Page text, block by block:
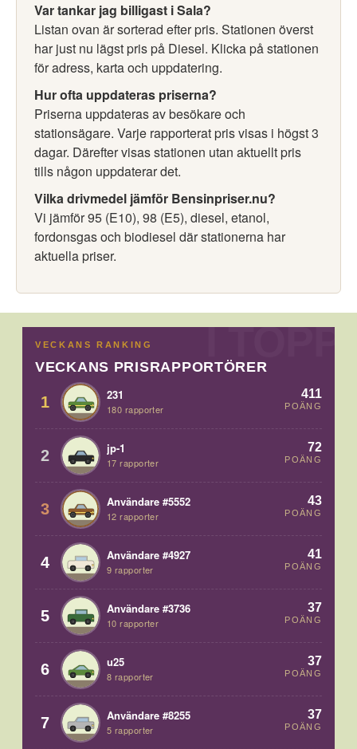
Var tankar jag billigast i Sala?
Listan ovan är sorterad efter pris. Stationen överst
har just nu lägst pris på Diesel. Klicka på stationen
för adress, karta och uppdatering.
Hur ofta uppdateras priserna?
Priserna uppdateras av besökare och
stationsägare. Varje rapporterat pris visas i högst 3
dagar. Därefter visas stationen utan aktuellt pris
tills någon uppdaterar det.
Vilka drivmedel jämför Bensinpriser.nu?
Vi jämför 95 (E10), 98 (E5), diesel, etanol,
fordonsgas och biodiesel där stationerna har
aktuella priser.
VECKANS RANKING
VECKANS PRISRAPPORTÖRER
1 231
180 rapporter
411
POÄNG
2 jp-1
17 rapporter
72
POÄNG
3 Användare #5552
12 rapporter
43
POÄNG
4 Användare #4927
9 rapporter
41
POÄNG
5 Användare #3736
10 rapporter
37
POÄNG
6 u25
8 rapporter
37
POÄNG
7 Användare #8255
5 rapporter
37
POÄNG